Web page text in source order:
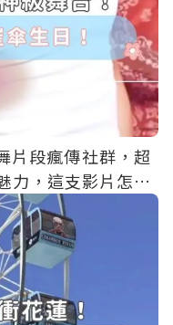
片段瘋傳社群，超
力，這支影片怎麼